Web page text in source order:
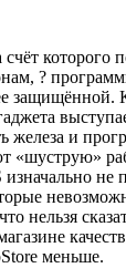
которого
?
защищённой.
железа и
«шуструю»
изначально не
нельзя
меньше.